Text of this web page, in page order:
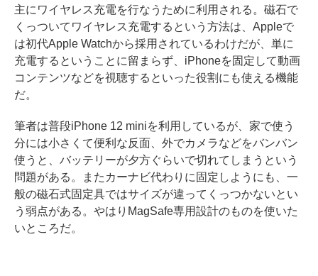
主にワイヤレス充電を行なうために利用される。磁石で
くっついてワイヤレス充電するという方法は、Appleで
は初代Apple Watchから採用されているわけだが、単に
充電するということに留まらず、iPhoneを固定して動画
コンテンツなどを視聴するといった役割にも使える機能
だ。
筆者は普段iPhone 12 miniを利用しているが、家で使う
分には小さくて便利な反面、外でカメラなどをバンバン
使うと、バッテリーが夕方ぐらいで切れてしまうという
問題がある。またカーナビ代わりに固定しようにも、一
般の磁石式固定具ではサイズが違ってくっつかないとい
う弱点がある。やはりMagSafe専用設計のものを使いた
いところだ。